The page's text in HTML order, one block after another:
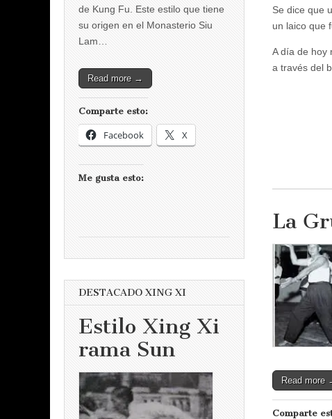
Se dice que
un laico que
A día de hoy
a través del
La
Read more
Comparte
de Kung Fu. Este estilo que tiene
su origen en el Monasterio Siu
Lam…
Read more →
Comparte esto:
Facebook X
Me gusta esto:
DESTACADO XING XI
Estilo Xing Xi
rama Sun